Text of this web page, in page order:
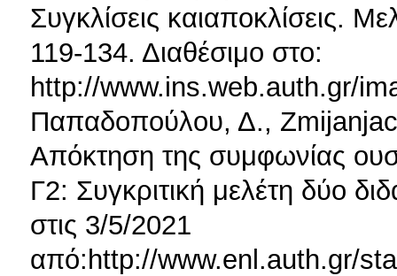
Συγκλίσεις καιαποκλίσεις.
119-134. Διαθέσιμο στο:
http://www.ins.web.auth.gr/
Παπαδοπούλου, Δ.,
Απόκτηση της συμφωνίας
Γ2: Συγκριτική μελέτη δύο
στις 3/5/2021
από:http://www.enl.auth.gr/